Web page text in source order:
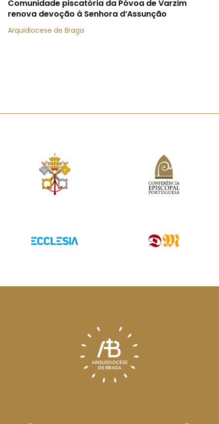
Comunidade piscatória da Póvoa de Varzim
renova devoção à Senhora d’Assunção
Arquidiocese de Braga